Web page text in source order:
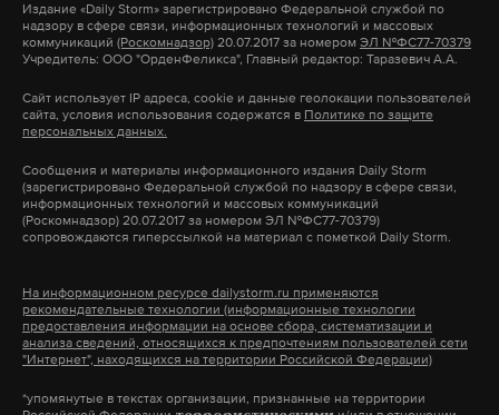
началась из-за бытового конфликта между
военнослужащими. Контрактники не
употребляли алкоголь, ссылается ведомство на
результаты экспертизы. «Слухи о якобы
использовании конфликтующими
ложь... В ходе конфликта несколько
военнослужащих, а также разнимавший
службе.
Местные СМИ со ссылкой на источник в силовых
структурах сообщили, что сегодня, 3 августа,
Фото: © vk.com
Второго августа Никита Развозжаев вел прямой
репортаж «Расплескалась синева...» из парка
Горького, недалеко от фонтана. Через несколько
секунд к нему подошел пьяный мужчина, начал
ругаться матом и пригрозил захватить Украину.
журналист, находясь в прямом эфире. В ответ
«десантник» ударил его кулаком в лицо. «Ты
будешь со мной так разговаривать… получишь», —
Издание «Daily Storm» зарегистрировано Федеральной службой по
надзору в сфере связи, информационных технологий и массовых
коммуникаций (Роскомнадзор) 20.07.2017 за номером ЭЛ №ФС77-70379
Учредитель: ООО "ОрденФеликса", Главный редактор: Таразевич А.А.
Сайт использует IP адреса, cookie и данные геолокации пользователей
сайта, условия использования содержатся в Политике по защите
персональных данных.
Сообщения и материалы информационного издания Daily Storm
(зарегистрировано Федеральной службой по надзору в сфере связи,
информационных технологий и массовых коммуникаций
(Роскомнадзор) 20.07.2017 за номером ЭЛ №ФС77-70379)
сопровождаются гиперссылкой на материал с пометкой Daily Storm.
На информационном ресурсе dailystorm.ru применяются
рекомендательные технологии (информационные технологии
предоставления информации на основе сбора, систематизации и
анализа сведений, относящихся к предпочтениям пользователей сети
"Интернет", находящихся на территории Российской Федерации)
*упомянутые в текстах организации, признанные на территории